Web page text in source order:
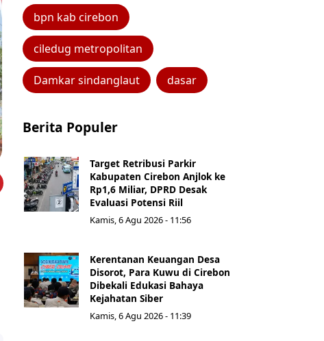
bpn kab cirebon
ciledug metropolitan
Damkar sindanglaut dasar
Berita Populer
Target Retribusi Parkir
Kabupaten Cirebon Anjlok ke
Rp1,6 Miliar, DPRD Desak
Evaluasi Potensi Riil
Kamis, 6 Agu 2026 - 11:56
Kerentanan Keuangan Desa
Disorot, Para Kuwu di Cirebon
Dibekali Edukasi Bahaya
Kejahatan Siber
Kamis, 6 Agu 2026 - 11:39